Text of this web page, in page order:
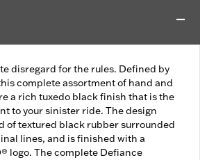
disregard for the rules. Defined by
complete assortment of hand and
a rich tuxedo black finish that is the
to your sinister ride. The design
of textured black rubber surrounded
lines, and is finished with a
logo. The complete Defiance